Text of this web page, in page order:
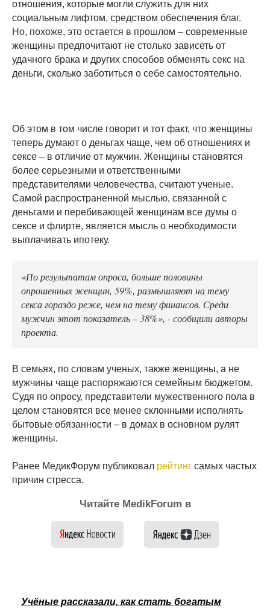
отношения, которые могли служить для них
социальным лифтом, средством обеспечения благ.
Но, похоже, это остается в прошлом – современные
женщины предпочитают не столько зависеть от
удачного брака и других способов обменять секс на
деньги, сколько заботиться о себе самостоятельно.
Об этом в том числе говорит и тот факт, что женщины
теперь думают о деньгах чаще, чем об отношениях и
сексе – в отличие от мужчин. Женщины становятся
более серьезными и ответственными
представителями человечества, считают ученые.
Самой распространенной мыслью, связанной с
деньгами и перебивающей женщинам все думы о
сексе и флирте, является мысль о необходимости
выплачивать ипотеку.
«По результатам опроса, больше половины
опрошенных женщин, 59%, размышляют на тему
секса гораздо реже, чем на тему финансов. Среди
мужчин этот показатель – 38%», - сообщили авторы
проекта.
В семьях, по словам ученых, также женщины, а не
мужчины чаще распоряжаются семейным бюджетом.
Судя по опросу, представители мужественного пола в
целом становятся все менее склонными исполнять
бытовые обязанности – в домах в основном рулят
женщины.
Ранее МедикФорум публиковал рейтинг самых частых
причин стресса.
Читайте MedikForum в
Учёные рассказали, как стать богатым